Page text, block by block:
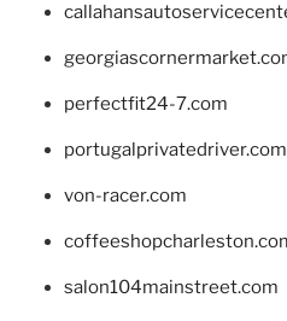
perfectfit24-7.com
portugalprivatedriver.com
von-racer.com
salon104mainstreet.com